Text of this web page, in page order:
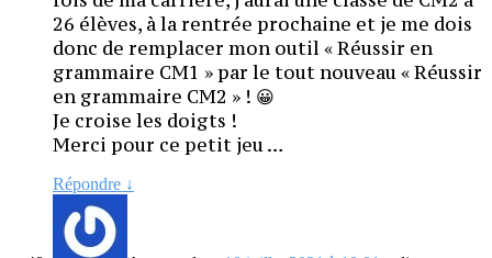
26 élèves, à la rentrée prochaine et je me dois
donc de remplacer mon outil « Réussir en
grammaire CM1 » par le tout nouveau « Réussir
en grammaire CM2 » ! 😀
Je croise les doigts !
Merci pour ce petit jeu …
Répondre ↓